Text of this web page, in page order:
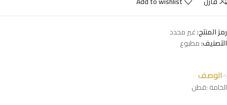
رمز المنتج:غير محدد
التصنيف:مطبوع
الوصف
الخامة :قطن